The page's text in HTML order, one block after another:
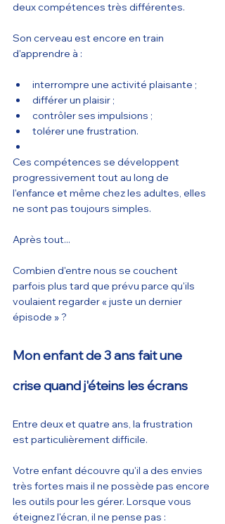
deux compétences très différentes.
Son cerveau est encore en train
d'apprendre à :
interrompre une activité plaisante ;
différer un plaisir ;
contrôler ses impulsions ;
tolérer une frustration.
Ces compétences se développent
progressivement tout au long de
l'enfance et même chez les adultes, elles
ne sont pas toujours simples.
Après tout...
Combien d'entre nous se couchent
parfois plus tard que prévu parce qu'ils
voulaient regarder « juste un dernier
épisode » ?
Mon enfant de 3 ans fait une
crise quand j'éteins les écrans
Entre deux et quatre ans, la frustration
est particulièrement difficile.
Votre enfant découvre qu'il a des envies
très fortes mais il ne possède pas encore
les outils pour les gérer. Lorsque vous
éteignez l'écran, il ne pense pas :